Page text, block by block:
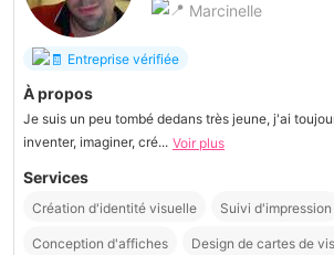
Marcinelle
Entreprise vérifiée
À propos
Je suis un peu tombé dedans très jeune, j'ai
inventer, imaginer, cré... Voir plus
Services
Création d'identité visuelle Suivi d'impression
Conception d'affiches Design de cartes de